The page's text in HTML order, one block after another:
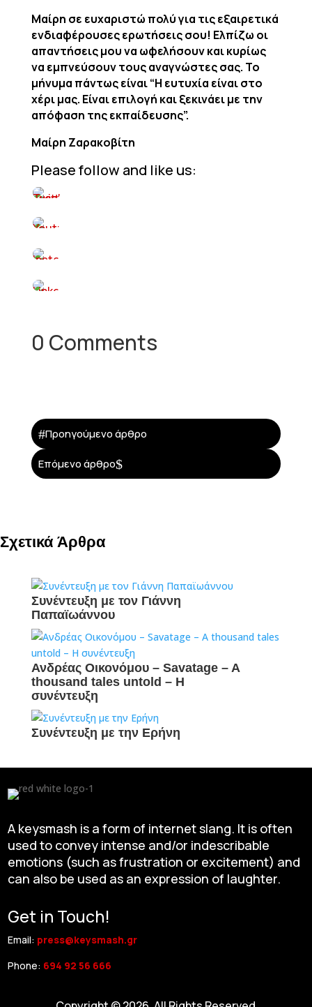
Μαίρη σε ευχαριστώ πολύ για τις εξαιρετικά
ενδιαφέρουσες ερωτήσεις σου! Ελπίζω οι
απαντήσεις μου να ωφελήσουν και κυρίως
να εμπνεύσουν τους αναγνώστες σας. Το
μήνυμα πάντως είναι “Η ευτυχία είναι στο
χέρι μας. Είναι επιλογή και ξεκινάει με την
απόφαση της εκπαίδευσης”.
Μαίρη Ζαρακοβίτη
Please follow and like us:
0 Comments
#Προηγούμενο άρθρο
Επόμενο άρθρο$
Σχετικά Άρθρα
Συνέντευξη με τον Γιάννη
Παπαϊωάννου
Ανδρέας Οικονόμου – Savatage – A
thousand tales untold – H
συνέντευξη
Συνέντευξη με την Ερήνη
A keysmash is a form of internet slang. It is often
used to convey intense and/or indescribable
emotions (such as frustration or excitement) and
can also be used as an expression of laughter.
Get in Touch!
Email: press@keysmash.gr
Phone: 694 92 56 666